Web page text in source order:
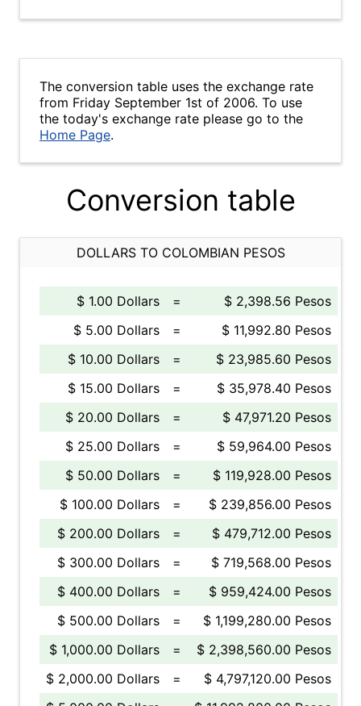
The conversion table uses the exchange rate
from Friday September 1st of 2006. To use
the today's exchange rate please go to the
Home Page.
Conversion table
DOLLARS TO COLOMBIAN PESOS
$ 1.00 Dollars =
$ 2,398.56 Pesos
$ 5.00 Dollars
=
$ 11,992.80 Pesos
$ 10.00 Dollars
=
$ 23,985.60 Pesos
$ 15.00 Dollars
=
$ 35,978.40 Pesos
$ 20.00 Dollars
=
$ 47,971.20 Pesos
$ 25.00 Dollars
=
$ 59,964.00 Pesos
$ 50.00 Dollars
=
$ 119,928.00 Pesos
$ 100.00 Dollars
=
$ 239,856.00 Pesos
$ 200.00 Dollars
=
$ 479,712.00 Pesos
$ 300.00 Dollars
=
$ 719,568.00 Pesos
$ 400.00 Dollars
=
$ 959,424.00 Pesos
$ 500.00 Dollars
=
$ 1,199,280.00 Pesos
$ 1,000.00 Dollars
=
$ 2,398,560.00 Pesos
$ 2,000.00 Dollars
=
$ 4,797,120.00 Pesos